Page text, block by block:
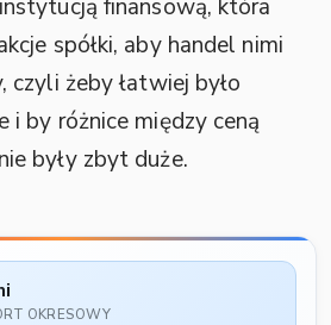
finansową, która
spółki, aby handel nimi
czyli żeby łatwiej było
i by różnice między ceną
były zbyt duże.
OKRESOWY